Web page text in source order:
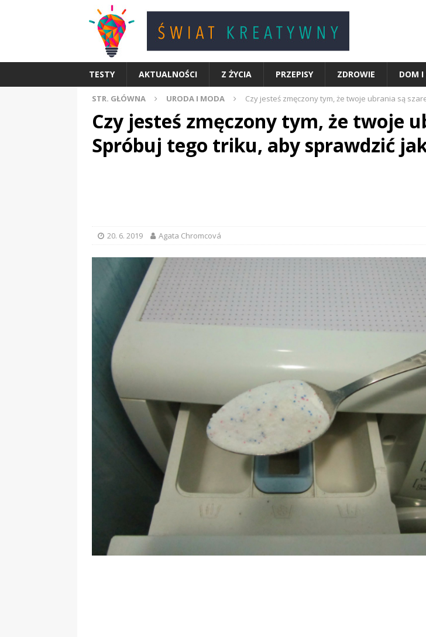
TESTY AKTUALNOŚCI Z ŻYCIA PRZEPISY ZDROWIE DOM I
STR. GŁÓWNA URODA I MODA Czy jesteś zmęczony tym, że twoje ubrania są
Czy jesteś zmęczony tym, że twoje
Spróbuj tego triku, aby sprawdzić
20. 6. 2019 Agata Chromcová